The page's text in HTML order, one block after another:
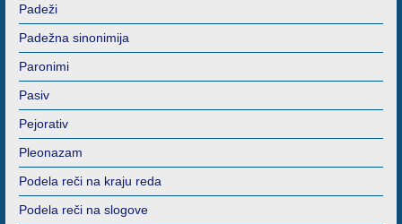
Padeži
Padežna sinonimija
Paronimi
Pasiv
Pejorativ
Pleonazam
Podela reči na kraju reda
Podela reči na slogove